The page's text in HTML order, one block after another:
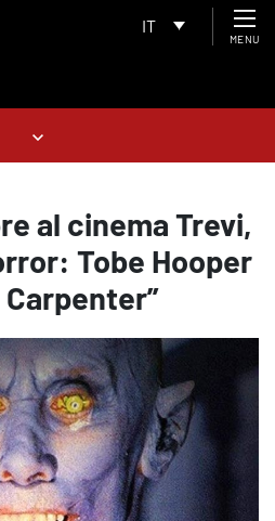
IT
MENU
al cinema Trevi,
Tobe Hooper